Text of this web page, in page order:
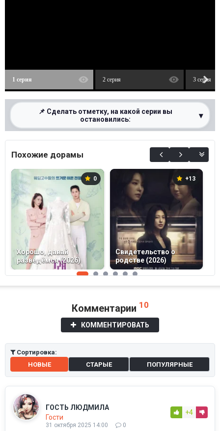
1 серия 2 серия 3 серия
📌 Сделать отметку, на какой серии вы
остановились:
▾
0%
Похожие дорамы
0
Хорошо, давай
разведёмся (2026)
+13
Свидетельство о
родстве (2026)
Комментарии 10
КОММЕНТИРОВАТЬ
Сортировка:
НОВЫЕ
СТАРЫЕ ПОПУЛЯРНЫЕ
ГОСТЬ ЛЮДМИЛА
Гости
31 октября 2025 14:00 0
+4